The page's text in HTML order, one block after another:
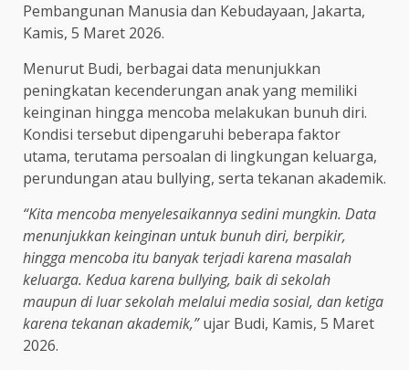
Pembangunan Manusia dan Kebudayaan, Jakarta,
Kamis, 5 Maret 2026.
Menurut Budi, berbagai data menunjukkan
peningkatan kecenderungan anak yang memiliki
keinginan hingga mencoba melakukan bunuh diri.
Kondisi tersebut dipengaruhi beberapa faktor
utama, terutama persoalan di lingkungan keluarga,
perundungan atau bullying, serta tekanan akademik.
“Kita mencoba menyelesaikannya sedini mungkin. Data
menunjukkan keinginan untuk bunuh diri, berpikir,
hingga mencoba itu banyak terjadi karena masalah
keluarga. Kedua karena bullying, baik di sekolah
maupun di luar sekolah melalui media sosial, dan ketiga
karena tekanan akademik,”ujar Budi, Kamis, 5 Maret
2026.